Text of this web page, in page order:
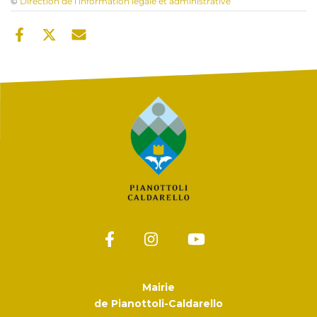
Mairie
de Pianottoli-Caldarello